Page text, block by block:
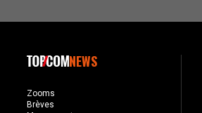
NEWS
Zooms
Brèves